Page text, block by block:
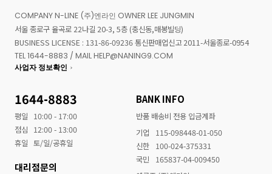
COMPANY N-LINE (주)엔라인 OWNER LEE JUNGMIN
서울 종로구 율곡로 22나길 20-3, 5층 (충신동,매봉빌딩)
BUSINESS LICENSE : 131-86-09236 통신판매업신고 2011-서울종로-0954
TEL 1644-8883 / MAIL HELP@NANING9.COM
사업자 정보확인
1644-8883
평일
10:00 - 17:00
점심
12:00 - 13:00
휴일 토/일/공휴일
대리점문의
BANK INFO
반품 배송비 전용 입금계좌
기업
115-098448-01-050
신한
100-024-375331
국민
165837-04-009450